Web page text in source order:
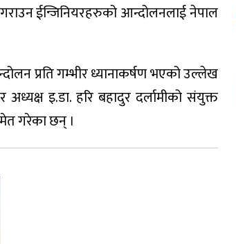
ईन्जिनियरहरुको आन्दोलनलाई नेपाल
प्रति गम्भीर ध्यानाकर्षण भएको उल्लेख
इ.डा. हरि बहादुर दर्लामीको संयुक्त
गरेका छन् ।